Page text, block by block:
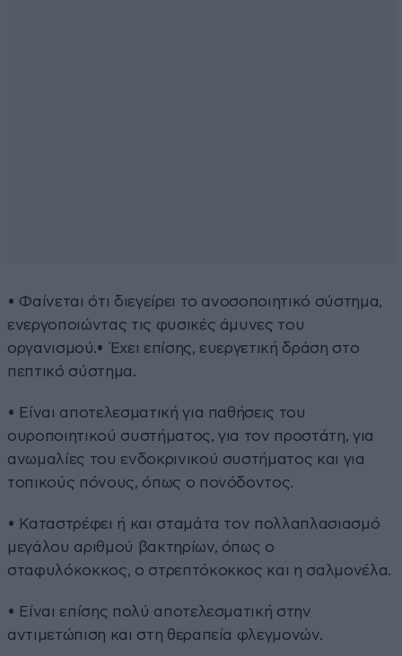
• Φαίνεται ότι διεγείρει το ανοσοποιητικό σύστημα,
ενεργοποιώντας τις φυσικές άμυνες του
οργανισμού.• Έχει επίσης, ευεργετική δράση στο
πεπτικό σύστημα.
• Είναι αποτελεσματική για παθήσεις του
ουροποιητικού συστήματος, για τον προστάτη, για
ανωμαλίες του ενδοκρινικού συστήματος και για
τοπικούς πόνους, όπως ο πονόδοντος.
• Καταστρέφει ή και σταμάτα τον πολλαπλασιασμό
μεγάλου αριθμού βακτηρίων, όπως ο
σταφυλόκοκκος, ο στρεπτόκοκκος και η σαλμονέλα.
• Είναι επίσης πολύ αποτελεσματική στην
αντιμετώπιση και στη θεραπεία φλεγμονών.